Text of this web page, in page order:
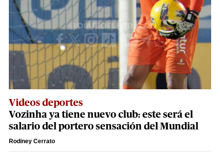
Videos deportes
Vozinha ya tiene nuevo club: este será el
salario del portero sensación del Mundial
Rodiney Cerrato